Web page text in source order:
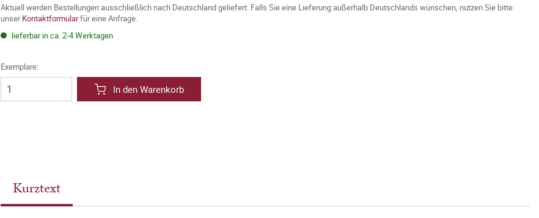
Aktuell werden Bestellungen ausschließlich nach Deutschland geliefert. Falls Sie eine Lieferung außerhalb Deutschlands wünschen, nutzen Sie bitte
unserKontaktformularfür eine Anfrage.
lieferbar in ca. 2-4 Werktagen
Exemplare:
In den Warenkorb
Kurztext